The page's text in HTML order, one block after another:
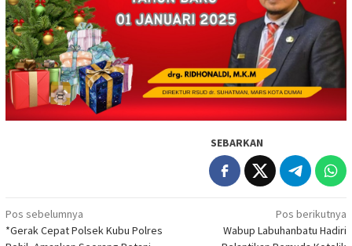
SEBARKAN
Navigasi
pos
Pos sebelumnya
*Gerak Cepat Polsek Kubu Polres
Pos berikutnya
Wabup Labuhanbatu Hadiri